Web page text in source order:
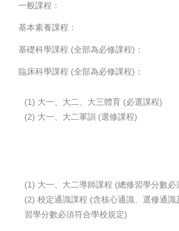
一般課程：
基本素養課程：
基礎科學課程 (全部為必修課程)：
臨床科學課程 (全部為必修課程)：
(1) 大一、大二、大三體育 (必選課程)
(2) 大一、大二軍訓 (選修課程)
(1) 大一、大二導師課程 (總修習學分數必
(2) 校定通識課程 (含核心通識、選修通識
習學分數必須符合學校規定)